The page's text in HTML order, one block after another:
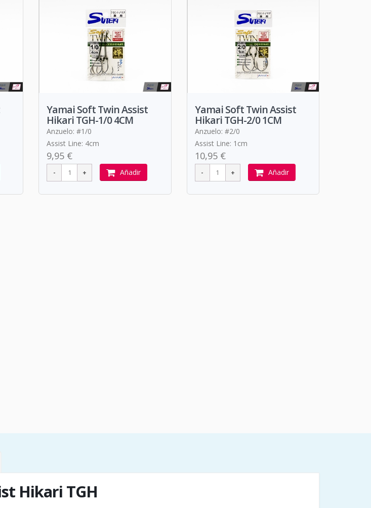
Yamai Soft Twin Assist
Hikari TGH-1/0 4CM
Anzuelo: #1/0
Assist Line: 4cm
9,95 €
Añadir
Yamai Soft Twin Assist
Hikari TGH-2/0 1CM
Anzuelo: #2/0
Assist Line: 1cm
10,95 €
Añadir
Hikari TGH